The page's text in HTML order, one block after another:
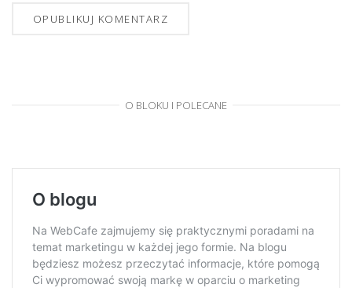
O BLOKU I POLECANE